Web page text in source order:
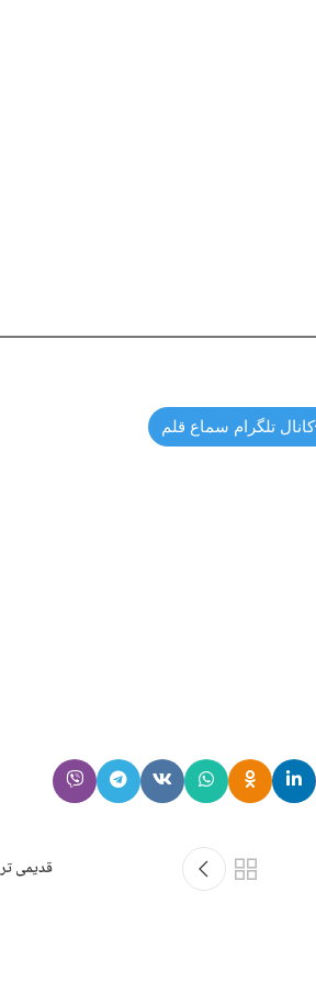
کانال تلگرام سماع قلم
قدیمی تر